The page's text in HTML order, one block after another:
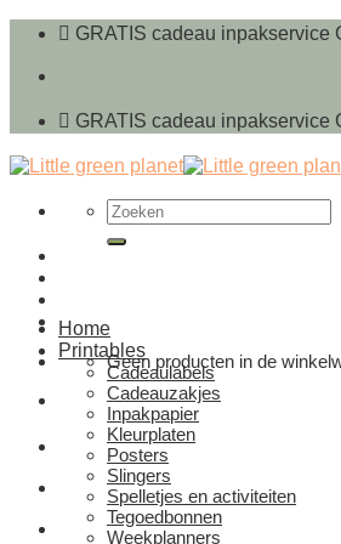
inhoud
GRATIS cadeau inpakservice
GRATIS cadeau inpakservice
Zoeken
naar:
Geen producten in de
Home
Printables
Cadeaulabels
Cadeauzakjes
Inpakpapier
Kleurplaten
Posters
Slingers
Spelletjes en activiteiten
Tegoedbonnen
Weekplanners